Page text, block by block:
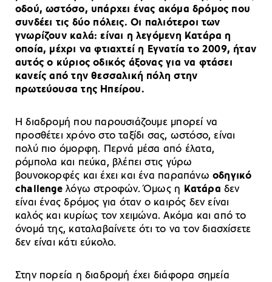
οδού, ωστόσο, υπάρχει ένας ακόμα δρόμος που
συνδέει τις δύο πόλεις. Οι παλιότεροι των
γνωρίζουν καλά: είναι η λεγόμενη Κατάρα η
οποία, μέχρι να φτιαχτεί η Εγνατία το 2009, ήταν
αυτός ο κύριος οδικός άξονας για να φτάσει
κανείς από την θεσσαλική πόλη στην
πρωτεύουσα της Ηπείρου.
Η διαδρομή που παρουσιάζουμε μπορεί να
προσθέτει χρόνο στο ταξίδι σας, ωστόσο, είναι
πολύ πιο όμορφη. Περνά μέσα από έλατα,
ρόμπολα και πεύκα, βλέπει στις γύρω
βουνοκορφές και έχει και ένα παραπάνω οδηγικό
challengeλόγω στροφών. Όμως η Κατάρα δεν
είναι ένας δρόμος για όταν ο καιρός δεν είναι
καλός και κυρίως τον χειμώνα. Ακόμα και από το
όνομά της, καταλαβαίνετε ότι το να τον διασχίσετε
δεν είναι κάτι εύκολο.
Στην πορεία η διαδρομή έχει διάφορα σημεία